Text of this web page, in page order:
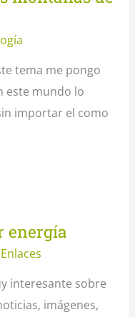
tema me pongo
este mundo lo
importar el como
energía
Enlaces
interesante sobre
imágenes,